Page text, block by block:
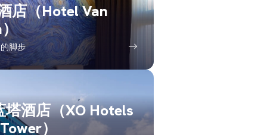
店（Hotel Van
脚步
塔酒店（XO Hotels
）